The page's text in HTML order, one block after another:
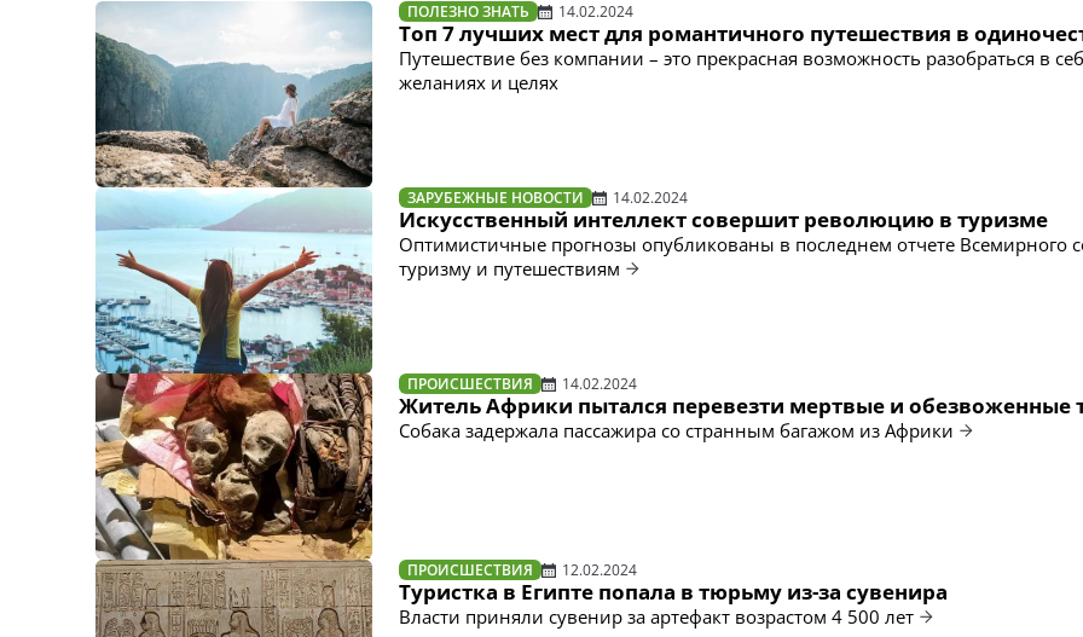
ПОЛЕЗНО ЗНАТЬ 14.02.2024
Топ 7 лучших мест для романтичного путешествия в
Путешествие без компании – это прекрасная возможность разобраться в
желаниях и целях
ЗАРУБЕЖНЫЕ НОВОСТИ 14.02.2024
Искусственный интеллект совершит революцию в туризме
Оптимистичные прогнозы опубликованы в последнем отчете Всемирного
туризму и путешествиям
ПРОИСШЕСТВИЯ 14.02.2024
Житель Африки пытался перевезти мертвые и обезвоженные
Собака задержала пассажира со странным багажом из Африки
ПРОИСШЕСТВИЯ 12.02.2024
Туристка в Египте попала в тюрьму из-за сувенира
Власти приняли сувенир за артефакт возрастом 4 500 лет